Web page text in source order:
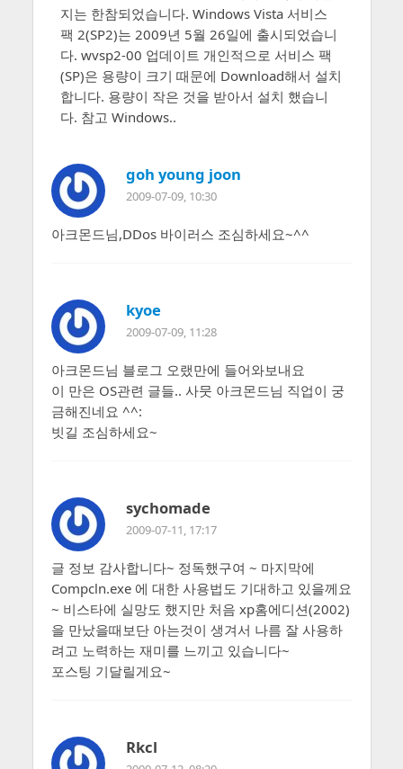
지는 한참되었습니다. Windows Vista 서비스
팩 2(SP2)는 2009년 5월 26일에 출시되었습니
다. wvsp2-00 업데이트 개인적으로 서비스 팩
(SP)은 용량이 크기 때문에 Download해서 설치
합니다. 용량이 작은 것을 받아서 설치 했습니
다. 참고 Windows..
goh young joon
2009-07-09, 10:30
아크몬드님,DDos 바이러스 조심하세요~^^
kyoe
2009-07-09, 11:28
아크몬드님 블로그 오랬만에 들어와보내요
이 만은 OS관련 글들.. 사뭇 아크몬드님 직업이 궁
금해진네요 ^^:
빗길 조심하세요~
sychomade
2009-07-11, 17:17
글 정보 감사합니다~ 정독했구여 ~ 마지막에
Compcln.exe 에 대한 사용법도 기대하고 있을께요
~ 비스타에 실망도 했지만 처음 xp홈에디션(2002)
을 만났을때보단 아는것이 생겨서 나름 잘 사용하
려고 노력하는 재미를 느끼고 있습니다~
포스팅 기달릴게요~
Rkcl